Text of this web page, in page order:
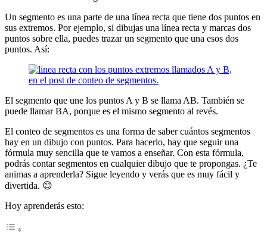
Un segmento es una parte de una línea recta que tiene dos puntos en
sus extremos. Por ejemplo, si dibujas una línea recta y marcas dos
puntos sobre ella, puedes trazar un segmento que una esos dos
puntos. Así:
El segmento que une los puntos A y B se llama AB. También se
puede llamar BA, porque es el mismo segmento al revés.
El conteo de segmentos es una forma de saber cuántos segmentos
hay en un dibujo con puntos. Para hacerlo, hay que seguir una
fórmula muy sencilla que te vamos a enseñar. Con esta fórmula,
podrás contar segmentos en cualquier dibujo que te propongas. ¿Te
animas a aprenderla? Sigue leyendo y verás que es muy fácil y
divertida. 😊
Hoy aprenderás esto: